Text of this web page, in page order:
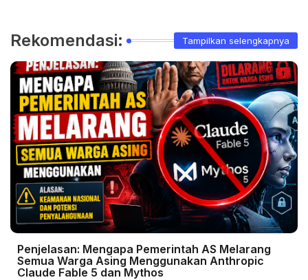
Rekomendasi: Tampilkan selengkapnya
Penjelasan: Mengapa Pemerintah AS Melarang
Semua Warga Asing Menggunakan Anthropic
Claude Fable 5 dan Mythos